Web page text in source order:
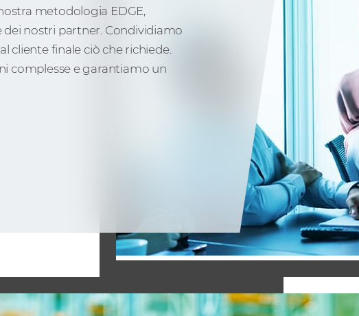
metodologia EDGE,
nostri partner. Condividiamo
cliente finale ciò che richiede.
complesse e garantiamo un